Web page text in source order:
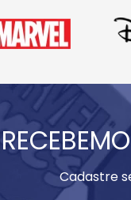
Cadastre